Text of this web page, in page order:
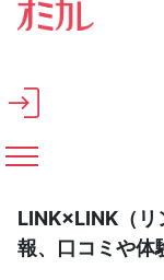
メインコンテンツへスキ
LINK×LINK（リ
報、口コミや体